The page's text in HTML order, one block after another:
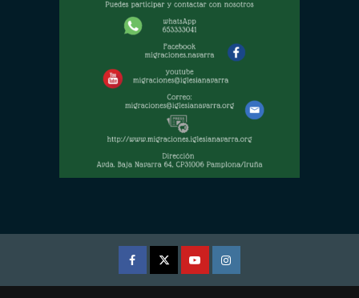
FacebookTwitterYoutubeInstagram